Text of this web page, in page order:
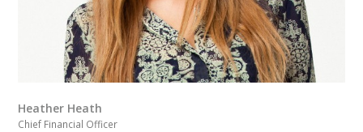
Heather Heath
Chief Financial Officer